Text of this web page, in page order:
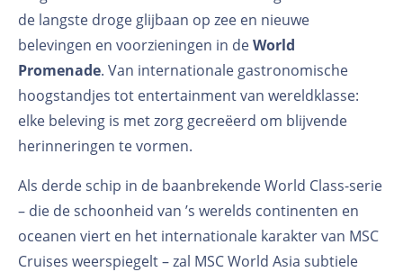
de langste droge glijbaan op zee en nieuwe
belevingen en voorzieningen in deWorld
Promenade. Van internationale gastronomische
hoogstandjes tot entertainment van wereldklasse:
elke beleving is met zorg gecreëerd om blijvende
herinneringen te vormen.
Als derde schip in de baanbrekende World Class-serie
– die de schoonheid van ’s werelds continenten en
oceanen viert en het internationale karakter van MSC
Cruises weerspiegelt – zal MSC World Asia subtiele